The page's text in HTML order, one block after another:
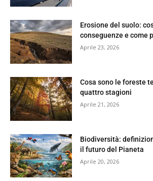
Erosione del suolo:
conseguenze e come
Aprile 23, 2026
Cosa sono le foreste
quattro stagioni
Aprile 21, 2026
Biodiversità:
il futuro del Pianeta
Aprile 20, 2026